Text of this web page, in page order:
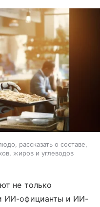
рассказать о составе,
жиров и углеводов
не только
ИИ-официанты и ИИ-